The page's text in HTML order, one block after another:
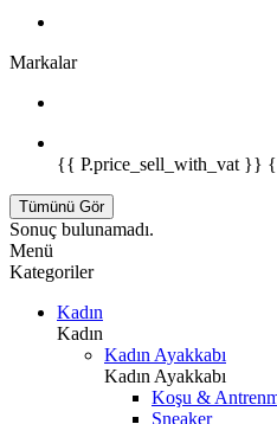
Markalar
{{ P.price_sell_with_vat }}
Tümünü Gör
Sonuç bulunamadı.
Menü
Kategoriler
Kadın
Kadın
Kadın Ayakkabı
Kadın Ayakkabı
Koşu &
Sneaker